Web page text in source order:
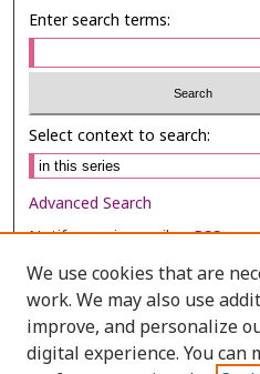
Enter search terms:
Select context to search:
Advanced Search
Notify me via email orRSS
Browse
Collections
Disciplines
We use cookies that are
work. We may also use
improve, and personalize
digital experience. You can